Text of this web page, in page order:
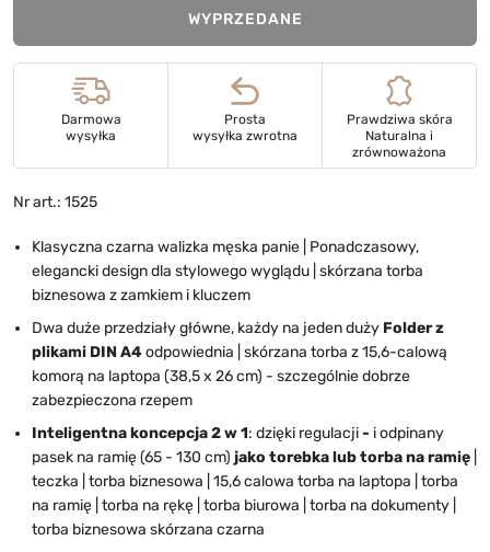
WYPRZEDANE
Darmowa
wysyłka
Prosta
wysyłka zwrotna
Prawdziwa skóra
Naturalna i
zrównoważona
Nr art.: 1525
Klasyczna czarna walizka męska panie | Ponadczasowy,
elegancki design dla stylowego wyglądu | skórzana torba
biznesowa z zamkiem i kluczem
Dwa duże przedziały główne, każdy na jeden duży Folder z
plikami DIN A4odpowiednia | skórzana torba z 15,6-calową
komorą na laptopa (38,5 x 26 cm) - szczególnie dobrze
zabezpieczona rzepem
Inteligentna koncepcja 2 w 1: dzięki regulacji- i odpinany
pasek na ramię (65 - 130 cm) jako torebka lub torba na ramię
teczka | torba biznesowa | 15,6 calowa torba na laptopa | torba
na ramię | torba na rękę | torba biurowa | torba na dokumenty |
torba biznesowa skórzana czarna